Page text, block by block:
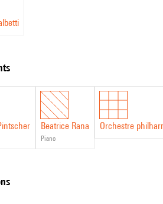
Beatrice Rana
piano
Orchestre